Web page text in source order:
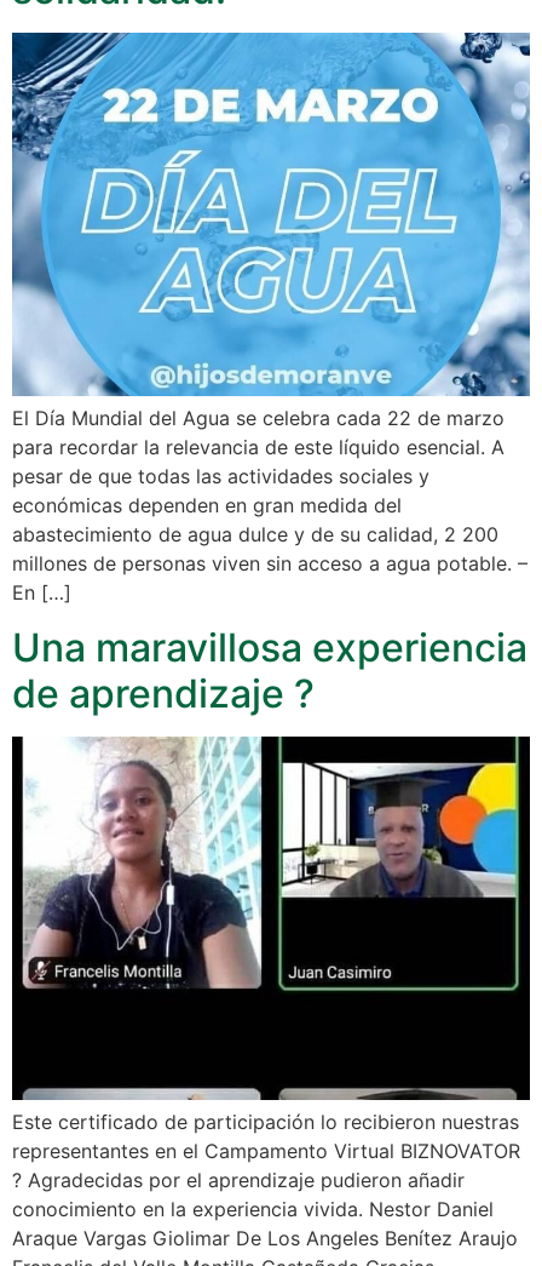
El Día Mundial del Agua se celebra cada 22 de marzo
para recordar la relevancia de este líquido esencial. A
pesar de que todas las actividades sociales y
económicas dependen en gran medida del
abastecimiento de agua dulce y de su calidad, 2 200
millones de personas viven sin acceso a agua potable. –
En […]
Una maravillosa experiencia
de aprendizaje ?
Este certificado de participación lo recibieron nuestras
representantes en el Campamento Virtual BIZNOVATOR
? Agradecidas por el aprendizaje pudieron añadir
conocimiento en la experiencia vivida. Nestor Daniel
Araque Vargas Giolimar De Los Angeles Benítez Araujo